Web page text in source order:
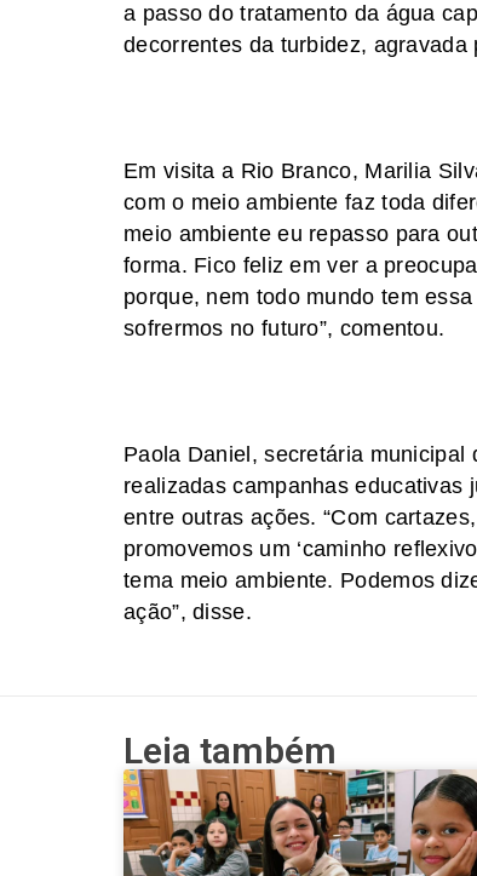
a passo do tratamento da água
decorrentes da turbidez,
Em visita a Rio Branco, Marilia
com o meio ambiente faz toda
meio ambiente eu repasso para
forma. Fico feliz em ver a
porque, nem todo mundo tem
sofrermos no futuro”, comentou.
Paola Daniel, secretária
realizadas campanhas educativas
entre outras ações. “Com
promovemos um ‘caminho
tema meio ambiente. Podemos
ação”, disse.
Leia também